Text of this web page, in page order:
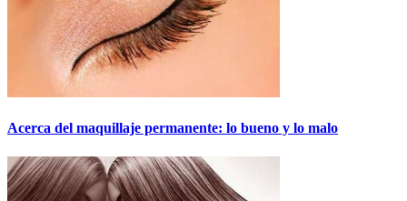
Acerca del maquillaje permanente: lo bueno y lo malo